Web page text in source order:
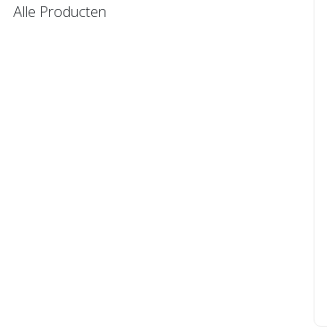
Alle Producten